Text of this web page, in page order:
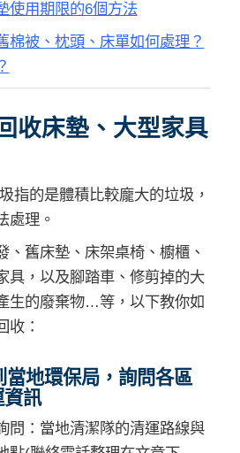
使用期限的6個方法
棉被、枕頭、床單如何處理？
收床墊、大型家具
指的是體積比較龐大的垃圾，
處理。
、舊床墊、床架桌椅、櫥櫃、
具，以及腳踏車、修剪掉的大
生的廢棄物…等，以下教你如
收：
當地環保局，詢問各區
資訊
問：當地清潔隊的清運路線與